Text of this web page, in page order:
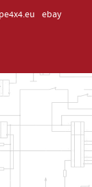
ebay